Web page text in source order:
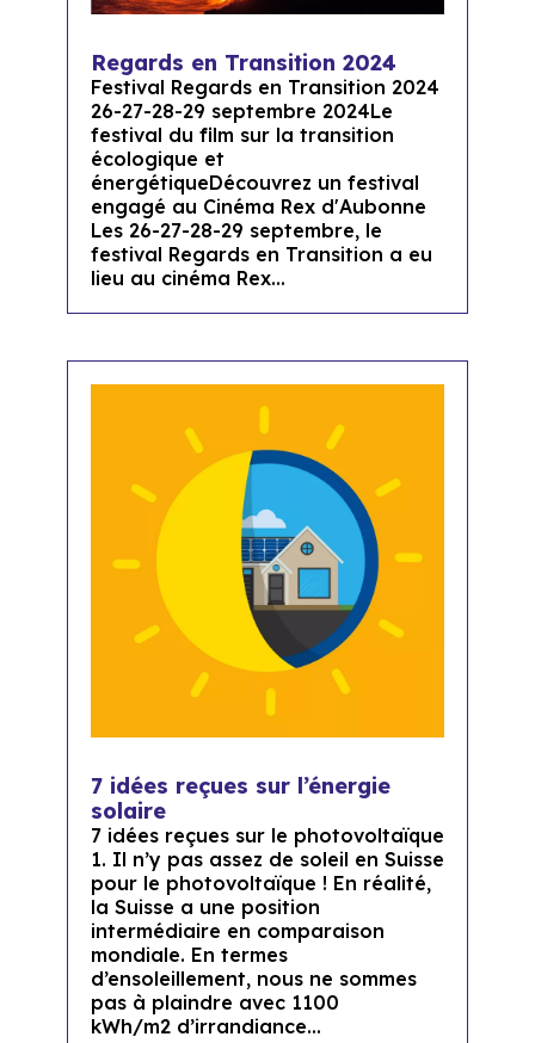
Regards en Transition 2024
Festival Regards en Transition 2024
26-27-28-29 septembre 2024Le
festival du film sur la transition
écologique et
énergétiqueDécouvrez un festival
engagé au Cinéma Rex d'Aubonne
Les 26-27-28-29 septembre, le
festival Regards en Transition a eu
lieu au cinéma Rex...
7 idées reçues sur l’énergie
solaire
7 idées reçues sur le photovoltaïque
1. Il n’y pas assez de soleil en Suisse
pour le photovoltaïque ! En réalité,
la Suisse a une position
intermédiaire en comparaison
mondiale. En termes
d’ensoleillement, nous ne sommes
pas à plaindre avec 1100
kWh/m2 d’irrandiance...